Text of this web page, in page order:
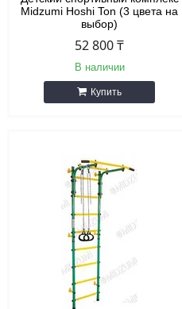
Midzumi Hoshi Ton (3 цвета на
выбор)
52 800 ₸
В наличии
Купить